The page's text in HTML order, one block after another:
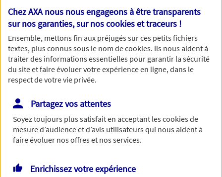
meilleurs délais par mail ou par téléphone.
Votre message :
Vous disposez de droits sur les informations vous concernant. Pour
plus d’informations,cliquez ici.
Chez AXA nous nous engageons à être transparents
sur nos garanties, sur noscookies et traceurs !
Ensemble, mettons fin aux préjugés sur ces petits fichiers
textes, plus connus sous le nom decookies. Ils nous aident à
traiter des informations essentielles pour garantir la sécurité
du site et faire évoluer votre expérience en ligne, dans le
respect de votre vie privée.
Partagez vos attentes
Soyez toujours plus satisfait en acceptant lescookiesde
mesure d’audience et d’avis utilisateurs qui nous aident à
faire évoluer nos offres et nos services.
Enrichissez votre expérience